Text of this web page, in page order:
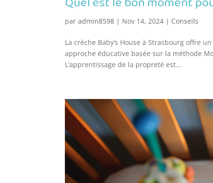
paradmin8598 | Nov 14, 2024 | Conseils
La crèche Baby’s House à Strasbourg offre
approche éducative basée sur la méthode
L’apprentissage de la propreté est...